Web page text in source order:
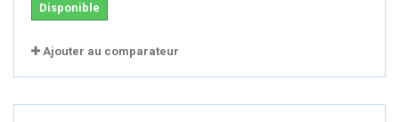
Disponible
Ajouter au comparateur